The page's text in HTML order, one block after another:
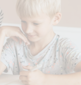
på BubbleMinds
aftale med
i aftalen med Tekst &